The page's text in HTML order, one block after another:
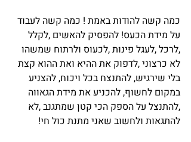
כמה קשה להודות באמת ! כמה קשה לעבוד
על מידת הכעס! להפסיק להאשים ,לקלל
,לרכל ,לעגל פינות ,לכעוס ולרתוח שמשהו
לא כרצוני ,לדפוק את ההיא ואת ההוא קצת
בלי שירגיש, להתנצח בכל ויכוח, להצניע
במקום לחשוף, להכניע את מידת הגאווה
,להתנצל על הספק הכי קטן שמתגנב ,לא
להתגאות ולחשוב שאני מתנת כול חי!